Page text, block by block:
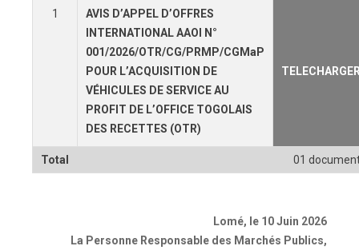
Total 01
1
AVIS D’APPEL D’OFFRES
INTERNATIONAL AAOI N°
001/2026/OTR/CG/PRMP/CGMaP
POUR L’ACQUISITION DE
VÉHICULES DE SERVICE AU
PROFIT DE L’OFFICE TOGOLAIS
DES RECETTES (OTR)
Lomé, le 10 Juin 2026
La Personne Responsable des Marchés Publics,